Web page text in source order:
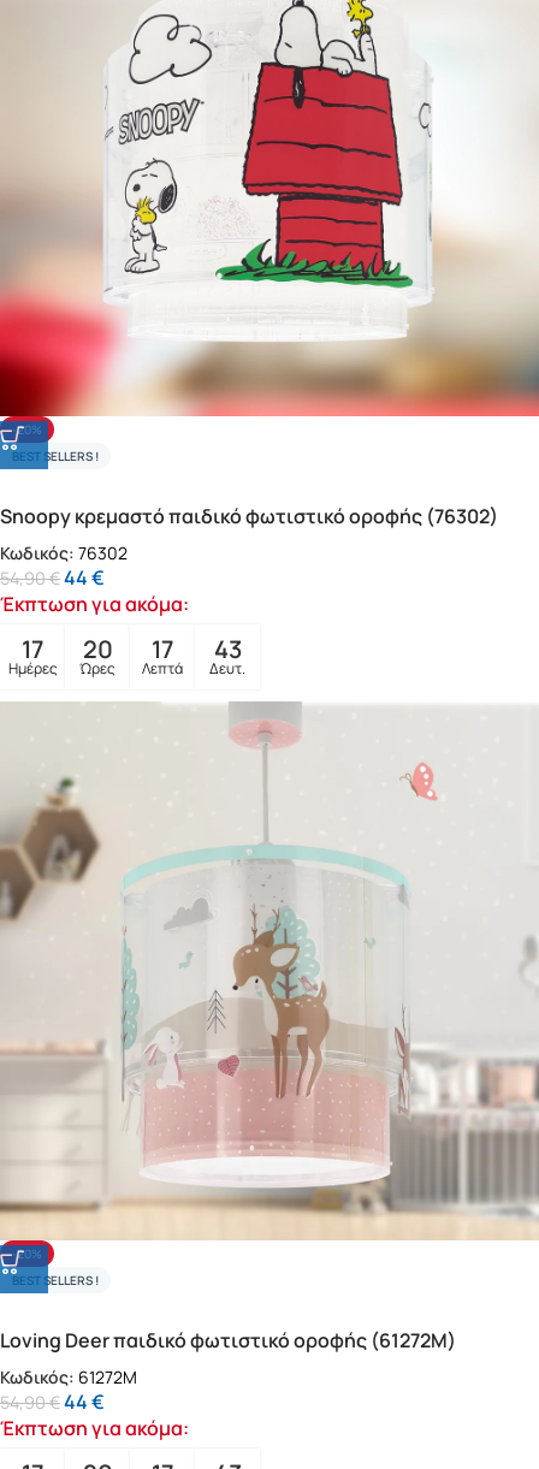
-20%
BEST SELLERS !
Snoopy κρεμαστό παιδικό φωτιστικό οροφής (76302)
Κωδικός: 76302
54,90€44€
Έκπτωση για ακόμα:
17
Ημέρες
20
Ώρες
17
Λεπτά
41
Δευτ.
-20%
BEST SELLERS !
Loving Deer παιδικό φωτιστικό οροφής (61272M)
Κωδικός: 61272M
54,90€44€
Έκπτωση για ακόμα: